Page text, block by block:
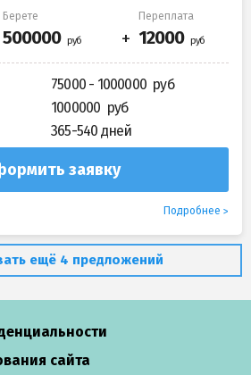
Берете Переплата
75000 - 1000000
1000000
365-540 дней
заявку
Подробнее
ещё 4 предложений
сайта